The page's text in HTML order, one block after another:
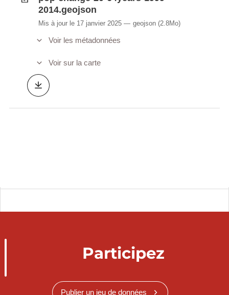
2014.geojson
Mis à jour le 17 janvier 2025 geojson (2.8Mo)
Voir les métadonnées
Voir sur la carte
Participez
Publier un jeu de données